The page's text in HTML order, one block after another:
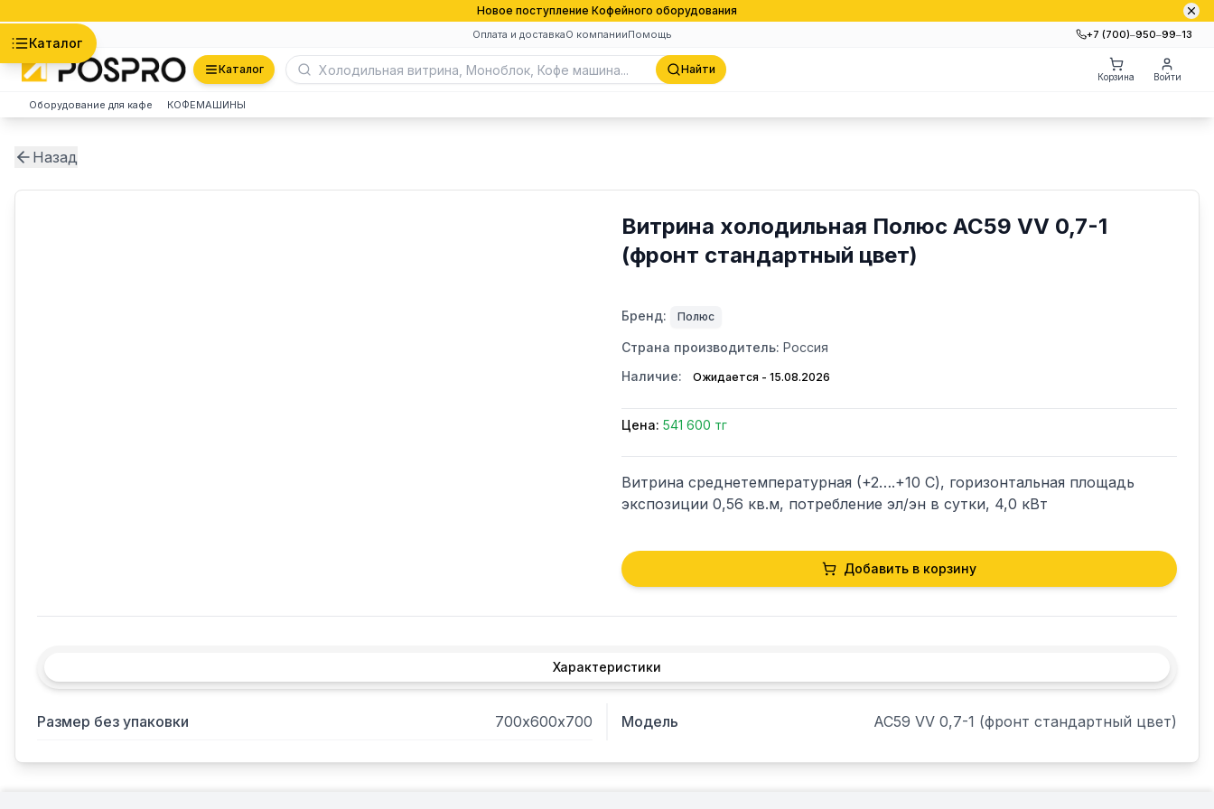
Новое поступление Кофейного оборудования
Оплата и доставкаО компанииПомощь +7 (700)‒950‒99‒13
Каталог
Каталог Найти
Корзина Войти
Оборудование для кафе КОФЕМАШИНЫ
Назад
Витрина холодильная Полюс AC59 VV 0,7-1
(фронт стандартный цвет)
Бренд: Полюс
Страна производитель: Россия
Наличие:
Ожидается - 15.08.2026
Цена: 541 600 тг
Витрина среднетемпературная (+2….+10 С), горизонтальная площадь
экспозиции 0,56 кв.м, потребление эл/эн в сутки, 4,0 кВт
Добавить в корзину
Характеристики
Размер без упаковки 700х600х700 Модель AC59 VV 0,7-1 (фронт стандартный цвет)